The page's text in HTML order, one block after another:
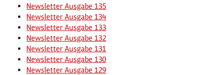
Newsletter Ausgabe 135
Newsletter Ausgabe 134
Newsletter Ausgabe 133
Newsletter Ausgabe 132
Newsletter Ausgabe 131
Newsletter Ausgabe 130
Newsletter Ausgabe 129